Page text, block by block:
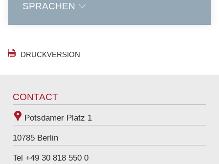
SPRACHEN
DRUCKVERSION
CONTACT
Potsdamer Platz 1
10785 Berlin
Tel +49 30 818 550 0